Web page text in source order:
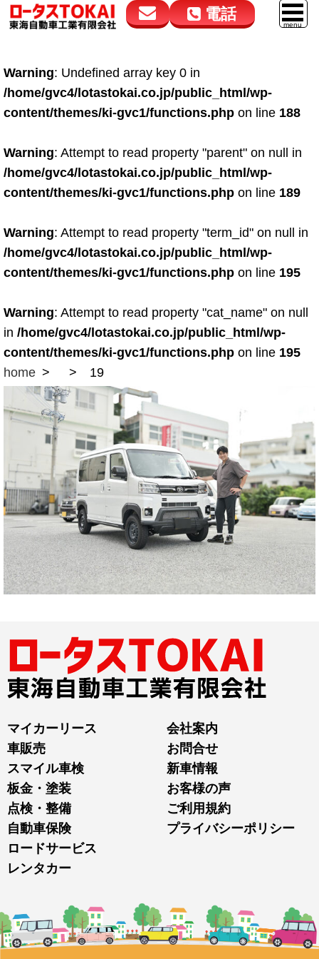
電話
050-5264-4432
9:00～18:00
050-5264-4433
9:00～18:00
車販売
スマイル車検
鈑金・塗装
点検・整備
ロードサービス
レンタカー
Warning: Undefined array key 0 in
/home/gvc4/lotastokai.co.jp/public_html/wp-
content/themes/ki-gvc1/functions.php on line 188
Warning: Attempt to read property "parent" on null in
/home/gvc4/lotastokai.co.jp/public_html/wp-
content/themes/ki-gvc1/functions.php on line 189
Warning: Attempt to read property "term_id" on null in
/home/gvc4/lotastokai.co.jp/public_html/wp-
content/themes/ki-gvc1/functions.php on line 195
Warning: Attempt to read property "cat_name" on null
in /home/gvc4/lotastokai.co.jp/public_html/wp-
content/themes/ki-gvc1/functions.php on line 195
home
19
マイカーリース
車販売
スマイル車検
板金・塗装
点検・整備
自動車保険
ロードサービス
レンタカー
会社案内
お問合せ
新車情報
お客様の声
ご利用規約
プライバシーポリシー